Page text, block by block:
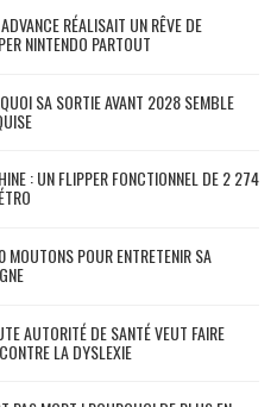
RÉALISAIT UN RÊVE DE
NINTENDO PARTOUT
SA SORTIE AVANT 2028 SEMBLE
: UN FLIPPER FONCTIONNEL DE 2 274
POUR ENTRETENIR SA
AUTORITÉ DE SANTÉ VEUT FAIRE
LA DYSLEXIE